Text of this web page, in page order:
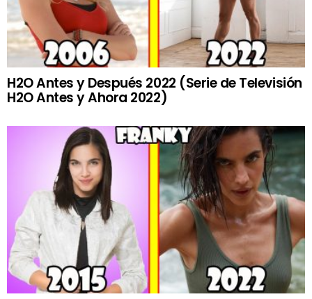
H2O Antes y Después 2022 (Serie de Televisión
H2O Antes y Ahora 2022)